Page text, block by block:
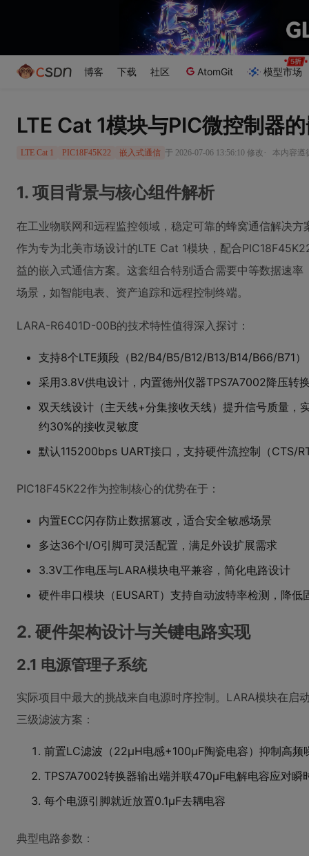
博客 下载 社区 AtomGit 模型市场
LTE Cat 1模块与PIC微控制器
LTE Cat 1 PIC18F45K22 嵌入式通信 于 2026-07-06 13:56:10 修改 · 本内容遵
1. 项目背景与核心组件解析
在工业物联网和远程监控领域，稳定可靠的蜂窝通信解决
作为专为北美市场设计的LTE Cat 1模块，配合
益的嵌入式通信方案。这套组合特别适合需要中等数据速
场景，如智能电表、资产追踪和远程控制终端。
LARA-R6401D-00B的技术特性值得深入探讨：
支持8个LTE频段（B2/B4/B5/B12/B13/B14/B66/B71
采用3.8V供电设计，内置德州仪器TPS7A7002降压转
双天线设计（主天线+分集接收天线）提升信号质量，
约30%的接收灵敏度
默认115200bps UART接口，支持硬件流控制（CTS/
PIC18F45K22作为控制核心的优势在于：
内置ECC闪存防止数据篡改，适合安全敏感场景
多达36个I/O引脚可灵活配置，满足外设扩展需求
3.3V工作电压与LARA模块电平兼容，简化电路设计
硬件串口模块（EUSART）支持自动波特率检测，降低
2. 硬件架构设计与关键电路实现
2.1 电源管理子系统
实际项目中最大的挑战来自电源时序控制。LARA模块在启
三级滤波方案：
前置LC滤波（22μH电感+100μF陶瓷电容）抑制高频
TPS7A7002转换器输出端并联470μF电解电容应对瞬
每个电源引脚就近放置0.1μF去耦电容
典型电路参数：